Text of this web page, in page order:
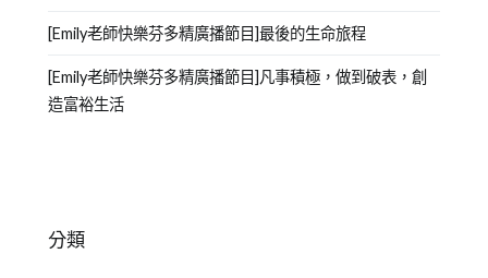
[Emily老師快樂芬多精廣播節目]最後的生命旅程
[Emily老師快樂芬多精廣播節目]凡事積極，做到破表，創
造富裕生活
分類